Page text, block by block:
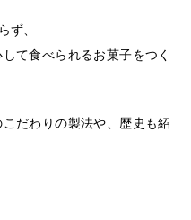
ず、
て食べられるお菓子をつく
だわりの製法や、歴史も紹